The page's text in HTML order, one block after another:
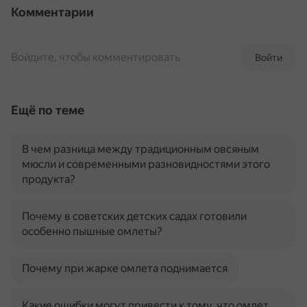
Комментарии
Войти
Войдите, чтобы комментировать
Ещё по теме
В чем разница между традиционным овсяным
мюсли и современными разновидностями этого
продукта?
Почему в советских детских садах готовили
особенно пышные омлеты?
Почему при жарке омлета поднимается